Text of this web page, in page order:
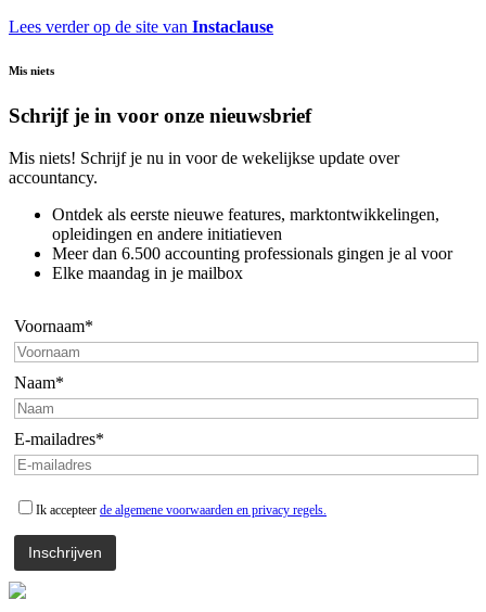
Lees verder op de site van Instaclause
Mis niets
Schrijf je in voor onze nieuwsbrief
Mis niets! Schrijf je nu in voor de wekelijkse update over
accountancy.
Ontdek als eerste nieuwe features, marktontwikkelingen,
opleidingen en andere initiatieven
Meer dan 6.500 accounting professionals gingen je al voor
Elke maandag in je mailbox
Voornaam*
Naam*
E-mailadres*
Ik accepteer de algemene voorwaarden en privacy regels.